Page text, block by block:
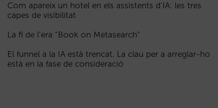
Com apareix un hotel en els assistents d’IA: les tres
capes de visibilitat
La fi de l’era “Book on Metasearch”
El funnel a la IA està trencat. La clau per a arreglar-ho
està en la fase de consideració